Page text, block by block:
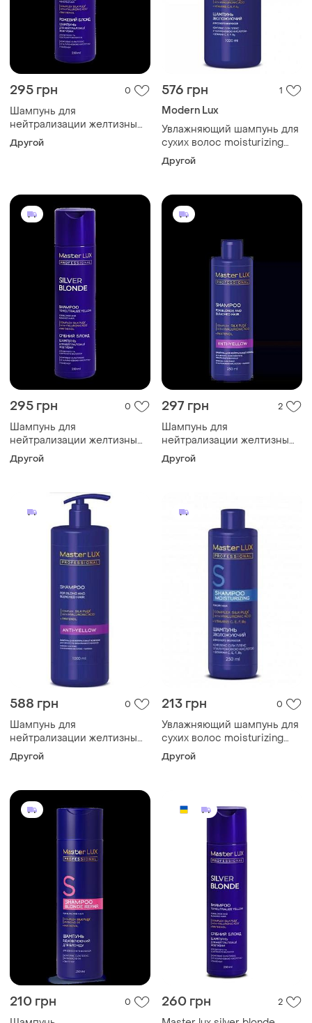
295 грн 0
Шампунь для
нейтрализации желтизны
волос pink blonde master lux
(250 мл)
Другой
576 грн 1
Modern Lux
Увлажняющий шампунь для
сухих волос moisturizing
master lux
профессиональный, 1000
Другой
295 грн 0
Шампунь для
нейтрализации желтизны
волос silver blonde master
lux (250 мл)
Другой
297 грн 2
Шампунь для
нейтрализации желтизны
master lux professional anti-
yellow shampoo 250мл
Другой
588 грн 0
Шампунь для
нейтрализации желтизны
master lux anti-yellow 1000
мл(дозатор)
Другой
213 грн 0
Увлажняющий шампунь для
сухих волос moisturizing
master lux
профессиональный, 250 мл
Другой
210 грн 0 260 грн 2